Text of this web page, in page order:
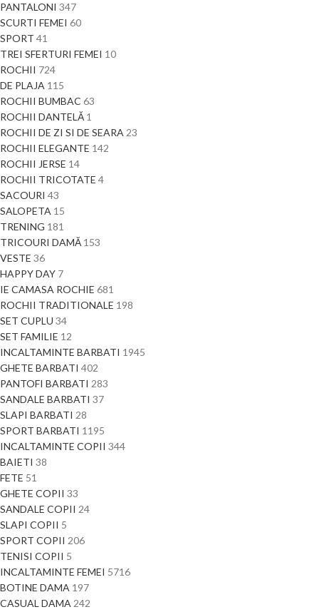
PANTALONI 347
SCURTI FEMEI 60
SPORT 41
TREI SFERTURI FEMEI 10
ROCHII 724
DE PLAJA 115
ROCHII BUMBAC 63
ROCHII DANTELĂ 1
ROCHII DE ZI SI DE SEARA 23
ROCHII ELEGANTE 142
ROCHII JERSE 14
ROCHII TRICOTATE 4
SACOURI 43
SALOPETA 15
TRENING 181
TRICOURI DAMĂ 153
VESTE 36
HAPPY DAY 7
IE CAMASA ROCHIE 681
ROCHII TRADITIONALE 198
SET CUPLU 34
SET FAMILIE 12
INCALTAMINTE BARBATI 1945
GHETE BARBATI 402
PANTOFI BARBATI 283
SANDALE BARBATI 37
SLAPI BARBATI 28
SPORT BARBATI 1195
INCALTAMINTE COPII 344
BAIETI 38
FETE 51
GHETE COPII 33
SANDALE COPII 24
SLAPI COPII 5
SPORT COPII 206
TENISI COPII 5
INCALTAMINTE FEMEI 5716
BOTINE DAMA 197
CASUAL DAMA 242